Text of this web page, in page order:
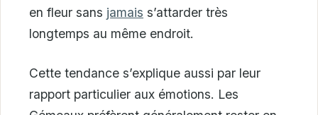
en fleur sans jamais s’attarder très
longtemps au même endroit.
Cette tendance s’explique aussi par leur
rapport particulier aux émotions. Les